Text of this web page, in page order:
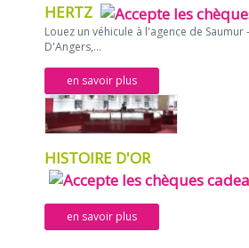
HERTZ
Louez un véhicule à l'agence de Saumur
D'Angers,...
en savoir plus
HISTOIRE D'OR
en savoir plus